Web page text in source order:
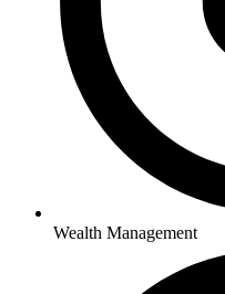
Wealth Management